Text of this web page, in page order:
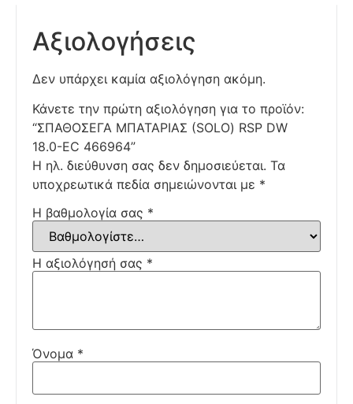
Αξιολογήσεις
Δεν υπάρχει καμία αξιολόγηση ακόμη.
Κάνετε την πρώτη αξιολόγηση για το προϊόν:
“ΣΠΑΘΟΣΕΓΑ ΜΠΑΤΑΡΙΑΣ (SOLO) RSP DW
18.0-EC 466964”
Η ηλ. διεύθυνση σας δεν δημοσιεύεται. Τα
υποχρεωτικά πεδία σημειώνονται με *
Η βαθμολογία σας *
Η αξιολόγησή σας *
Όνομα *